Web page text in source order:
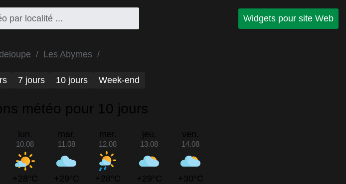
Widgets pour site Web
Les Abymes
7 jours 10 jours Week-end
météo pour 10 jours
lun.
10.08
+28°C
mar.
11.08
+29°C
mer.
12.08
+28°C
jeu.
13.08
+29°C
ven.
14.08
+30°C